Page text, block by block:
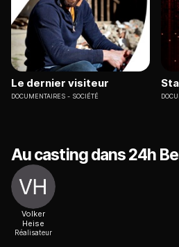
Le dernier visiteur
DOCUMENTAIRES SOCIÉTÉ
Au casting dans 24h
Volker
Heise
Réalisateur